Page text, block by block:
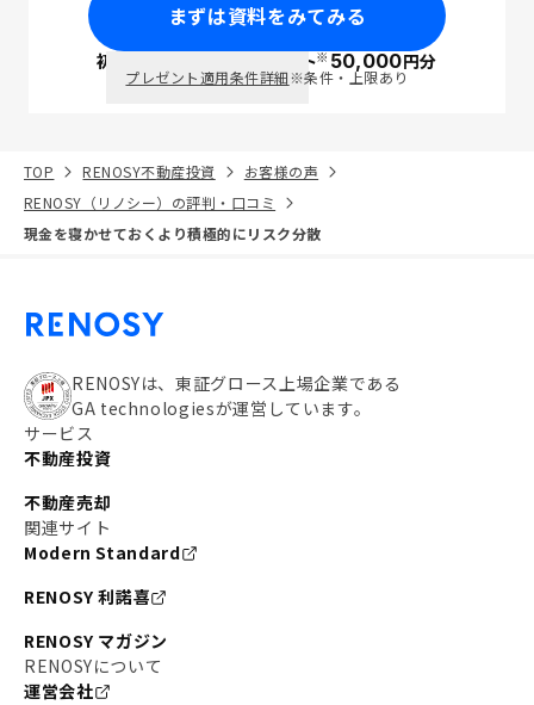
まずは資料をみてみる
初回面談で ポイント※50,000円分
プレゼント適用条件詳細※条件・上限あり
TOP RENOSY不動産投資
お客様の声
RENOSY（リノシー）の評判・口コミ
現金を寝かせておくより積極的にリスク分散
RENOSYは、東証グロース上場企業である
GA technologiesが運営しています。
サービス
不動産投資
不動産売却
関連サイト
Modern Standard
RENOSY 利諾喜
RENOSY マガジン
RENOSYについて
運営会社